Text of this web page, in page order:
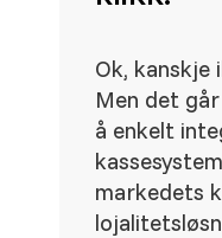
Ok,
Men det
å enkelt
markedets